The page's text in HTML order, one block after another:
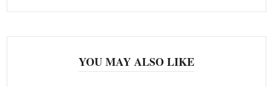
YOU MAY ALSO LIKE